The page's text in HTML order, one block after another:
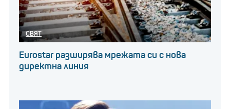
СВЯТ
Eurostar разширява мрежата си с нова
директна линия